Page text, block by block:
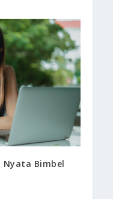
Nyata Bimbel